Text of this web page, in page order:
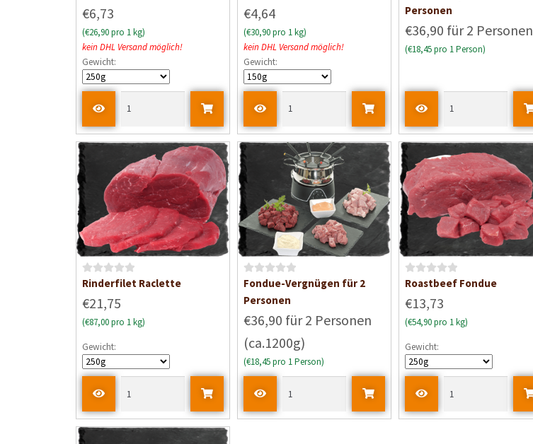
€6,73
(€26,90 pro 1 kg)
kein DHL Versand möglich!
Gewicht:
€4,64
(€30,90 pro 1 kg)
kein DHL Versand möglich!
Gewicht:
e
e
r
i
t
0
v
o
n
5
Personen
€36,90 für 2 Personen
(€18,45 pro 1 Person)
B
w
e
t
e
i
t
Rinderfilet Raclette
€21,75
(€87,00 pro 1 kg)
Gewicht:
B
e
e
r
t
e
i
Fondue-Vergnügen für 2
Personen
€36,90 für 2 Personen
(ca.1200g)
(€18,45 pro 1 Person)
B
w
e
t
e
i
Roastbeef Fondue
€13,73
(€54,90 pro 1 kg)
Gewicht: